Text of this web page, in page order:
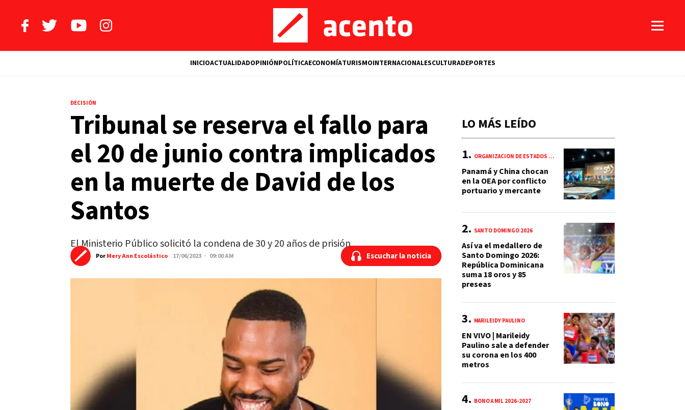
INICIOACTUALIDADOPINIÓNPOLÍTICAECONOMÍATURISMOINTERNACIONALESCULTURADEPORTES
DECISIÓN
Tribunal se reserva el fallo para
el 20 de junio contra implicados
en la muerte de David de los
Santos
El Ministerio Público solicitó la condena de 30 y 20 años de prisión
PorMery Ann Escolástico 17/06/2023 · 09:00 AM Escuchar la noticia
Escuchar la noticia
LO MÁS LEÍDO
ORGANIZACIÓN DE ESTADOS AMERICANOS (OEA)
Panamá y China chocan
en la OEA por conflicto
portuario y mercante
SANTO DOMINGO 2026
Así va el medallero de
Santo Domingo 2026:
República Dominicana
suma 18 oros y 85
preseas
MARILEIDY PAULINO
EN VIVO | Marileidy
Paulino sale a defender
su corona en los 400
metros
BONO A MIL 2026-2027